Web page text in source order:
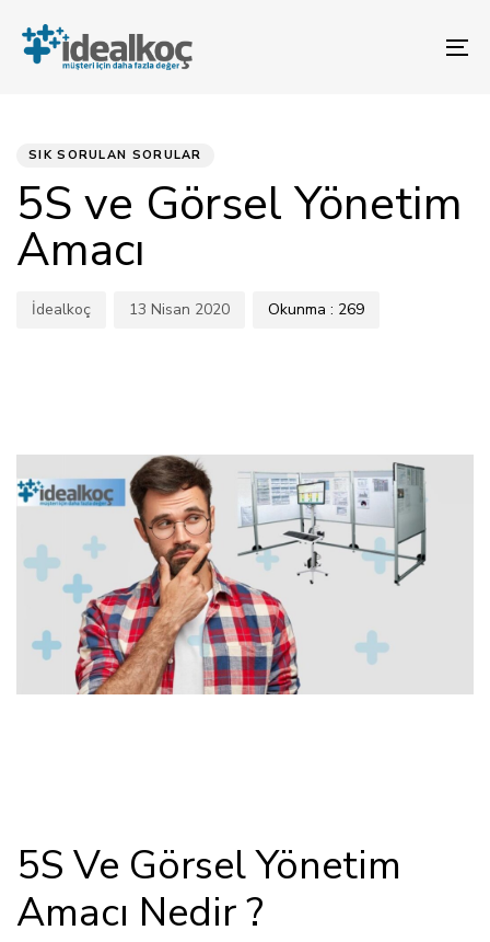
atla
gezinme
bölümüne
atlaSIK SORULAN SORULAR
5S ve Görsel Yönetim
Amacı
İdealkoç 13 Nisan 2020 Okunma : 269
5S Ve Görsel Yönetim
Amacı Nedir ?